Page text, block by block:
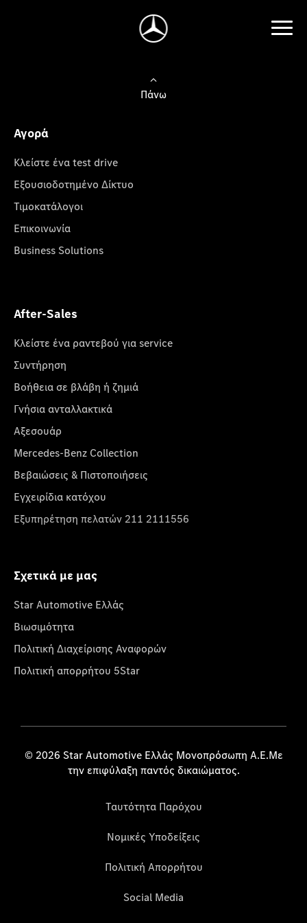
Πάνω
Αγορά
Κλείστε ένα test drive
Εξουσιοδοτημένο Δίκτυο
Τιμοκατάλογοι
Επικοινωνία
Business Solutions
After-Sales
Κλείστε ένα ραντεβού για service
Συντήρηση
Βοήθεια σε βλάβη ή ζημιά
Γνήσια ανταλλακτικά
Αξεσουάρ
Mercedes-Benz Collection
Βεβαιώσεις & Πιστοποιήσεις
Εγχειρίδια κατόχου
Εξυπηρέτηση πελατών 211 2111556
Σχετικά με μας
Star Automotive Ελλάς
Βιωσιμότητα
Πολιτική Διαχείρισης Αναφορών
Πολιτική απορρήτου 5Star
© 2026 Star Automotive Ελλάς Μονοπρόσωπη Α.Ε.Με
την επιφύλαξη παντός δικαιώματος.
Ταυτότητα Παρόχου
Νομικές Υποδείξεις
Πολιτική Απορρήτου
Social Media